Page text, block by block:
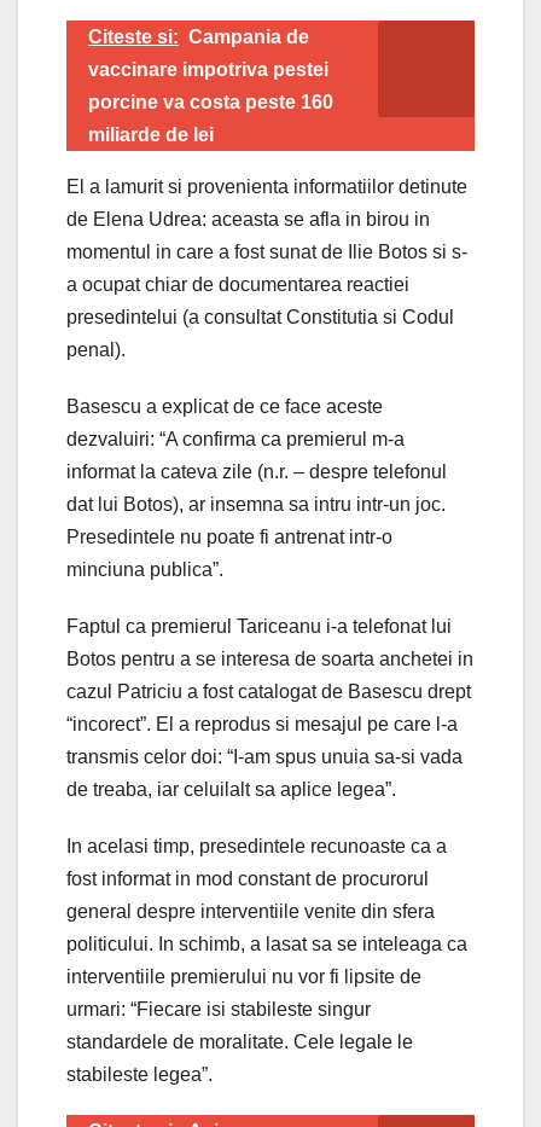
Citeste si: Campania de
vaccinare impotriva pestei
porcine va costa peste 160
miliarde de lei
El a lamurit si provenienta informatiilor detinute
de Elena Udrea: aceasta se afla in birou in
momentul in care a fost sunat de Ilie Botos si s-
a ocupat chiar de documentarea reactiei
presedintelui (a consultat Constitutia si Codul
penal).
Basescu a explicat de ce face aceste
dezvaluiri: “A confirma ca premierul m-a
informat la cateva zile (n.r. – despre telefonul
dat lui Botos), ar insemna sa intru intr-un joc.
Presedintele nu poate fi antrenat intr-o
minciuna publica”.
Faptul ca premierul Tariceanu i-a telefonat lui
Botos pentru a se interesa de soarta anchetei in
cazul Patriciu a fost catalogat de Basescu drept
“incorect”. El a reprodus si mesajul pe care l-a
transmis celor doi: “I-am spus unuia sa-si vada
de treaba, iar celuilalt sa aplice legea”.
In acelasi timp, presedintele recunoaste ca a
fost informat in mod constant de procurorul
general despre interventiile venite din sfera
politicului. In schimb, a lasat sa se inteleaga ca
interventiile premierului nu vor fi lipsite de
urmari: “Fiecare isi stabileste singur
standardele de moralitate. Cele legale le
stabileste legea”.